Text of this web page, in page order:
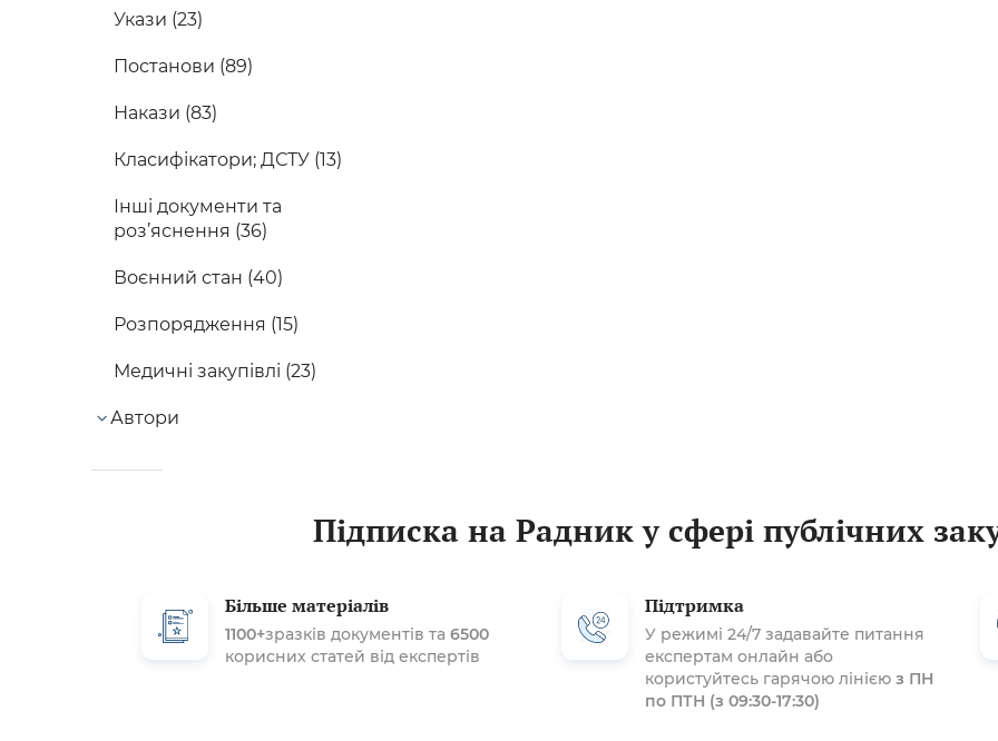
Укази (23)
Постанови (89)
Накази (83)
Класифікатори; ДСТУ (13)
Інші документи та
роз’яснення (36)
Воєнний стан (40)
Розпорядження (15)
Медичні закупівлі (23)
Автори
Підписка на Радник у сфері публічних
Більше матеріалів
1100+зразків документів та 6500
корисних статей від експертів
Підтримка
У режимі 24/7 задавайте питання
експертам онлайн або
користуйтесь гарячою лінією з ПН
по ПТН (з 09:30-17:30)